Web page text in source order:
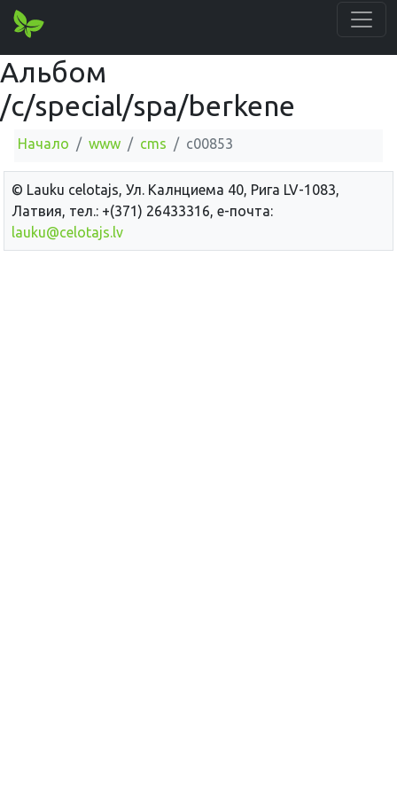
Альбом
/c/special/spa/berkene
Начало www cms c00853
© Lauku сelotajs, Ул. Калнциема 40, Рига LV-1083,
Латвия, тел.: +(371) 26433316, е-почта:
lauku@celotajs.lv